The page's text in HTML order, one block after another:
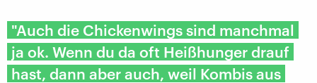
"Auch die Chickenwings sind manchmal
ja ok. Wenn du da oft Heißhunger drauf
hast, dann aber auch, weil Kombis aus